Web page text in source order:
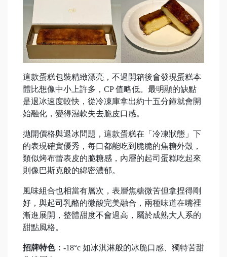
這款蛋糕包裝精緻漂亮，不過開箱後會發現蛋糕本
體比想像中小上許多，CP 值略低。最明顯的缺點
是退冰速度較快，從冷凍庫拿出約十五分鐘就會開
始融化，變得濕軟失去脆皮口感。
拋開價格與退冰問題，這款蛋糕在「冷凍狀態」下
的表現確實優秀，每口都能吃到脆脆的焦糖外殼，
類似烤布蕾表皮的脆糖感，內層的起司蛋糕吃起來
則像巴斯克般的綿密濃郁。
風味組合也相當有層次，表層焦糖微苦但拿捏得剛
好，與起司乳酪的微酸完美融合，兩種味道在嘴裡
漸進展開，整體甜度不會過高，屬於成熟大人系的
甜點風格。
招牌特色： -18°c 如冰淇淋般的冰脆口感、獨特苦甜